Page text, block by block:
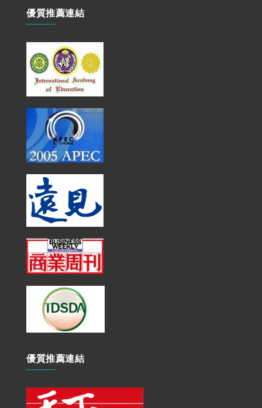
優質推薦連結
優質推薦連結